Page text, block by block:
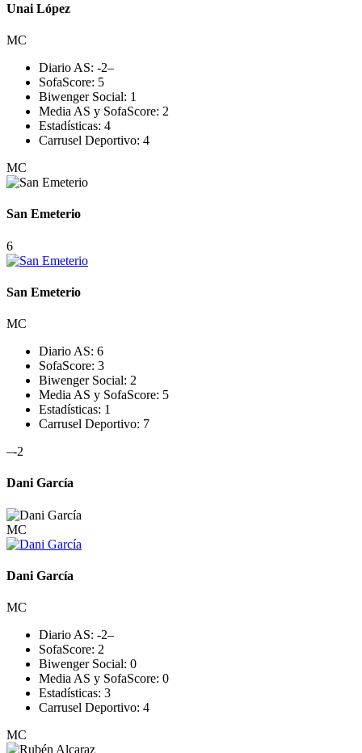
Unai López
MC
Diario AS: -2–
SofaScore: 5
Biwenger Social: 1
Media AS y SofaScore: 2
Estadísticas: 4
Carrusel Deportivo: 4
MC
San Emeterio
6
San Emeterio
MC
Diario AS: 6
SofaScore: 3
Biwenger Social: 2
Media AS y SofaScore: 5
Estadísticas: 1
Carrusel Deportivo: 7
–-2
Dani García
MC
Dani García
MC
Diario AS: -2–
SofaScore: 2
Biwenger Social: 0
Media AS y SofaScore: 0
Estadísticas: 3
Carrusel Deportivo: 4
MC